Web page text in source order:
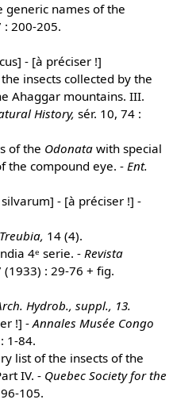
generic names of the
: 200-205.
- [à préciser !]
insects collected by the
Ahaggar mountains. III.
History, sér. 10, 74 :
of the Odonatawith special
the compound eye. - Ent.
- [à préciser !] -
Treubia, 14 (4).
4ᵉ serie. - Revista
(1933) : 29-76 + fig.
Hydrob., suppl., 13.
!] -Annales Musée Congo
1-84.
list of the insects of the
IV. - Quebec Society for the
105.